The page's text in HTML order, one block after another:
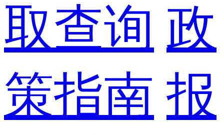
取查询 政
策指南 报